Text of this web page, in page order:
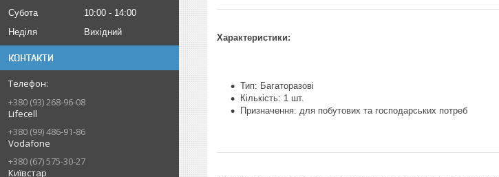
Субота
10:00
14:00
Неділя
Вихідний
КОНТАКТИ
+380 (93) 268-96-08
Lifecell
+380 (99) 486-91-86
Vodafone
+380 (67) 575-30-27
Київстар
Характеристики:
Тип: Багаторазові
Кількість: 1 шт.
Призначення: для побутових та господарських потреб